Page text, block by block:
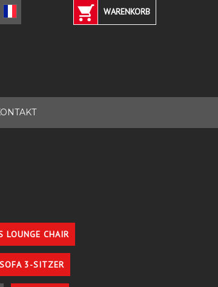
WARENKORB
LOUNGE CHAIR
3-SITZER